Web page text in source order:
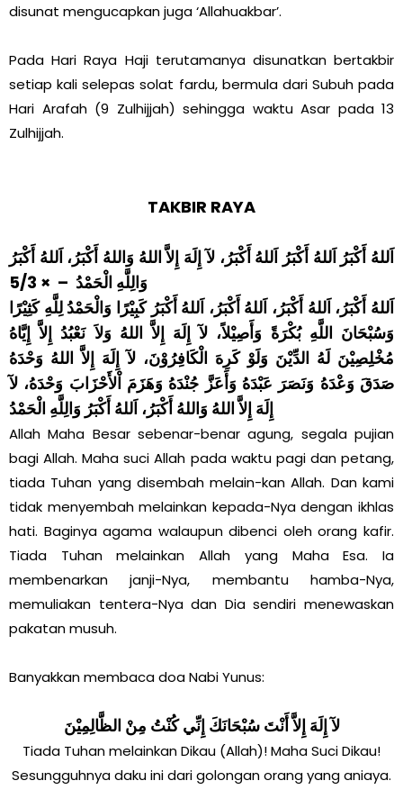
disunat mengucapkan juga ‘Allahuakbar’.
Pada Hari Raya Haji terutamanya disunatkan bertakbir
setiap kali selepas solat fardu, bermula dari Subuh pada
Hari Arafah (9 Zulhijjah) sehingga waktu Asar pada 13
Zulhijjah.
TAKBIR RAYA
اَللهُ أَكْبَرُ اَللهُ أَكْبَرُ اَللهُ أَكْبَرُ، لآ إِلَهَ إِلاَّ اللهُ وَاللهُ أَكْبَرُ، اَللهُ أَكْبَرُ
وَالِلَّهِ الْحَمْدُ – × 5/3
اَللهُ أَكْبَرُ، اَللهُ أَكْبَرُ، اَللهُ أَكْبَرُ، اَللهُ أَكْبَرُ كَبِيْرًا وَالْحَمْدُ لِلَّهِ كَثِيْرًا
وَسُبْحَانَ اللَّهِ بُكْرَةً وَأَصِيْلاً، لآ إِلَهَ إِلاَّ اللهُ وَلاَ نَعْبُدُ إِلاَّ إِيَّاهُ
مُخْلِصِيْنَ لَهُ الدِّيْنَ وَلَوْ كَرِهَ الْكَافِرُوْنَ، لآ إِلَهَ إِلاَّ اللهُ وَحْدَهُ
صَدَقَ وَعْدَهُ وَنَصَرَ عَبْدَهُ وَأَعَزَّ جُنْدَهُ وَهَزَمَ اْلأَحْزَابَ وَحْدَهُ، لآ
Allah Maha Besar sebenar-benar agung, segala pujian
bagi Allah. Maha suci Allah pada waktu pagi dan petang,
tiada Tuhan yang disembah melain-kan Allah. Dan kami
tidak menyembah melainkan kepada-Nya dengan ikhlas
hati. Baginya agama walaupun dibenci oleh orang kafir.
Tiada Tuhan melainkan Allah yang Maha Esa. Ia
membenarkan janji-Nya, membantu hamba-Nya,
memuliakan tentera-Nya dan Dia sendiri menewaskan
pakatan musuh.
Banyakkan membaca doa Nabi Yunus:
لآ إِلَهَ إِلاَّ أَنْتَ سُبْحَانَكَ إِنِّي كُنْتُ مِنْ الظَّالِمِيْنَ
Tiada Tuhan melainkan Dikau (Allah)! Maha Suci Dikau!
Sesungguhnya daku ini dari golongan orang yang aniaya.